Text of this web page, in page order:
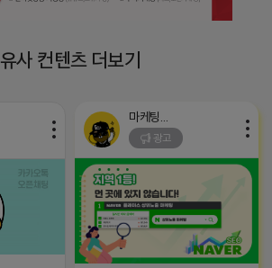
유사 컨텐츠 더보기
광고